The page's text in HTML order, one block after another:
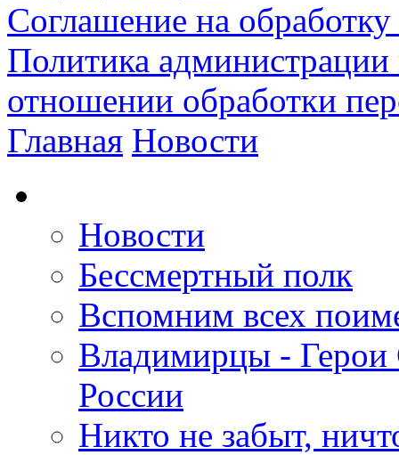
Соглашение на
Политика
отношении обработки
Главная Новости
Новости
Бессмертный полк
Вспомним всех
Владимирцы - Герои
России
Никто не забыт,